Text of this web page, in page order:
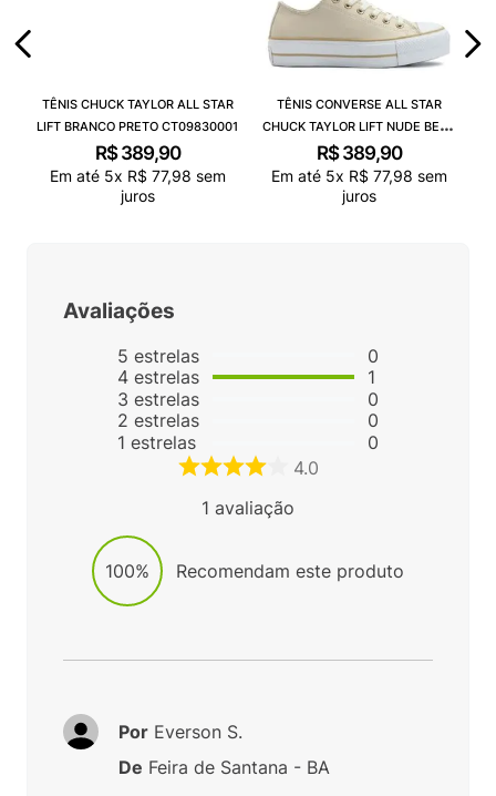
TÊNIS CHUCK TAYLOR ALL STAR
LIFT BRANCO PRETO CT09830001
R$ 389,90
Em até 5x R$ 77,98 sem
juros
TÊNIS CONVERSE ALL STAR
CHUCK TAYLOR LIFT NUDE BEGE
CLARO BRANCO CT09830003
R$ 389,90
Em até 5x R$ 77,98 sem
juros
Avaliações
5 estrelas
4 estrelas
3 estrelas
2 estrelas
1 estrelas
0
1
0
0
0
4.0
1 avaliação
100% Recomendam este produto
Por Everson S.
De Feira de Santana - BA